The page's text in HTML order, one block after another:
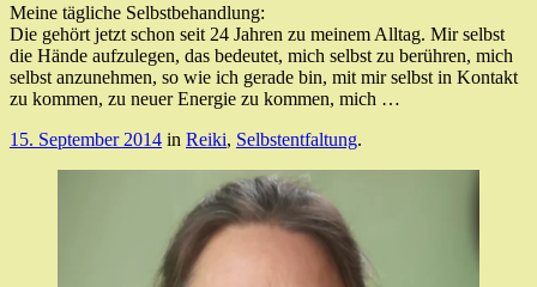
Meine tägliche Selbstbehandlung:
Die gehört jetzt schon seit 24 Jahren zu meinem Alltag. Mir selbst
die Hände aufzulegen, das bedeutet, mich selbst zu berühren, mich
selbst anzunehmen, so wie ich gerade bin, mit mir selbst in Kontakt
zu kommen, zu neuer Energie zu kommen, mich …
15. September 2014 in Reiki, Selbstentfaltung.